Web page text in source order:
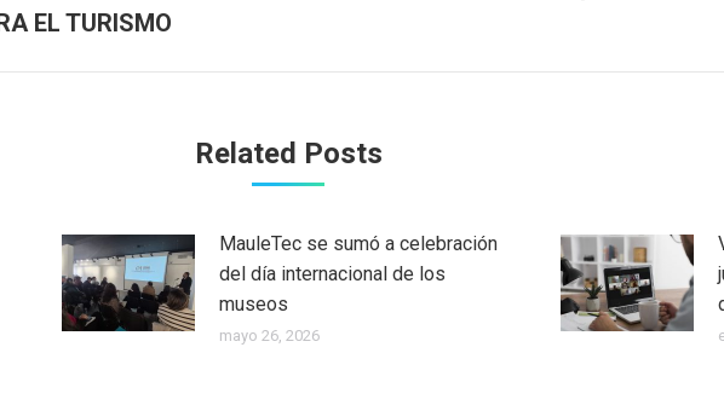
EL TURISMO
Related Posts
MauleTec se sumó a celebración
del día internacional de los
museos
mayo 26, 2026